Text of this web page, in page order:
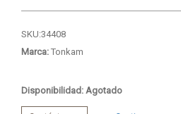
SKU:34408
Marca: Tonkam
Disponibilidad: Agotado